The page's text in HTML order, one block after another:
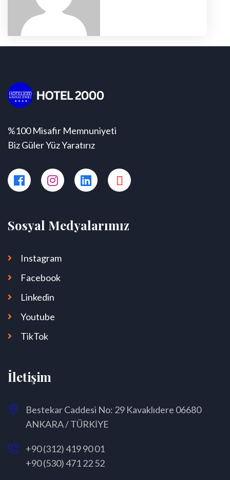
%100 Misafir Memnuniyeti
Biz Güler Yüz Yaratırız
Sosyal Medyalarımız
Instagram
Facebook
Linkedin
Youtube
TikTok
İletişim
Bestekar Caddesi No: 29 Kavaklıdere 06680
ANKARA / TÜRKİYE
+90 (312) 419 90 01
+90 (530) 471 22 52